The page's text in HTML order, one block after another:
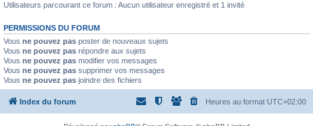
Utilisateurs parcourant ce forum : Aucun utilisateur enregistré et 1 invité
PERMISSIONS DU FORUM
Vous ne pouvez pas poster de nouveaux sujets
Vous ne pouvez pas répondre aux sujets
Vous ne pouvez pas modifier vos messages
Vous ne pouvez pas supprimer vos messages
Vous ne pouvez pas joindre des fichiers
Index du forum Heures au format UTC+02:00